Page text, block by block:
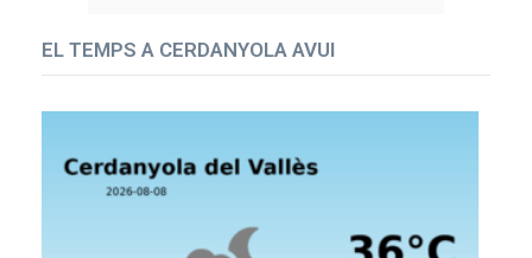
EL TEMPS A CERDANYOLA AVUI